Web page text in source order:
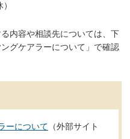
内容や相談先については、下
グケアラーについて」で確認
ーについて （外部サイト